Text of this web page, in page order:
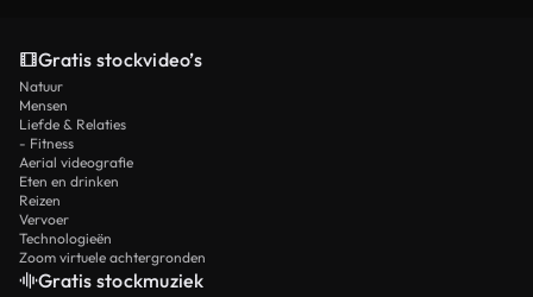
Gratis stockvideo’s
Natuur
Mensen
Liefde & Relaties
- Fitness
Aerial videografie
Eten en drinken
Reizen
Vervoer
Technologieën
Zoom virtuele achtergronden
Gratis stockmuziek